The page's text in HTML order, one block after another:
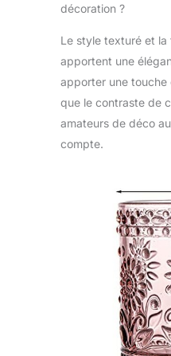
décoration ?
Le style texturé et
apportent une
apporter une touche
que le contraste de
amateurs de déco
compte.